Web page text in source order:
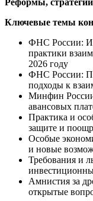
Ключевые темы
ФНС России:
практики
2026 году
ФНС России:
подходы к
Минфин
авансовых
Практика и
защите и
Особые
и новые
Требования и
Амнистия за
открытые